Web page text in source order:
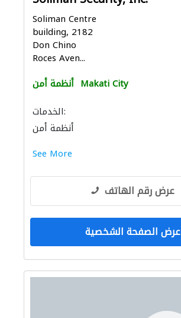
Soliman Centre
building, 2182
Don Chino
Roces Aven...
أنظمة أمن Makati City
الخدمات:
أنظمة أمن
See More
عرض رقم الهاتف
عرض الصفحة الشخصية